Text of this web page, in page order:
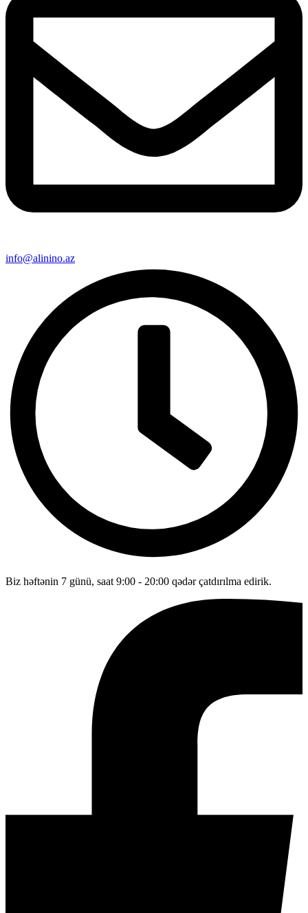
info@alinino.az
Biz həftənin 7 günü, saat 9:00 - 20:00 qədər çatdırılma edirik.